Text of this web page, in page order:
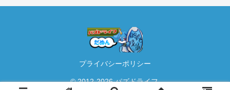
プライバシーポリシー
© 2012-2026 パズドライフ.